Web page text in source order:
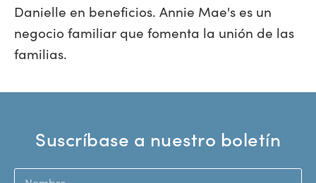
Danielle en beneficios. Annie Mae's es un
negocio familiar que fomenta la unión de las
familias.
Suscríbase a nuestro boletín